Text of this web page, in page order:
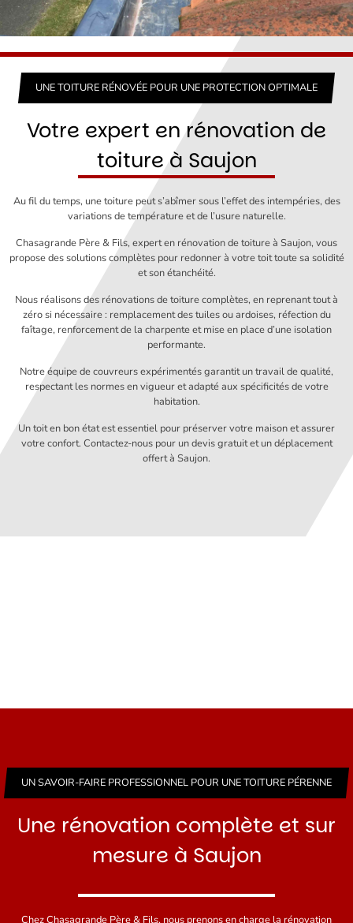
UNE TOITURE RÉNOVÉE POUR UNE PROTECTION OPTIMALE
Votre expert en rénovation de
toiture à Saujon
Au fil du temps, une toiture peut s’abîmer sous l’effet des intempéries, des
variations de température et de l’usure naturelle.
Chasagrande Père & Fils, expert en rénovation de toiture à Saujon, vous
propose des solutions complètes pour redonner à votre toit toute sa solidité
et son étanchéité.
Nous réalisons des rénovations de toiture complètes, en reprenant tout à
zéro si nécessaire : remplacement des tuiles ou ardoises, réfection du
faîtage, renforcement de la charpente et mise en place d’une isolation
performante.
Notre équipe de couvreurs expérimentés garantit un travail de qualité,
respectant les normes en vigueur et adapté aux spécificités de votre
habitation.
Un toit en bon état est essentiel pour préserver votre maison et assurer
votre confort. Contactez-nous pour un devis gratuit et un déplacement
offert à Saujon.
UN SAVOIR-FAIRE PROFESSIONNEL POUR UNE TOITURE PÉRENNE
Une rénovation complète et sur
mesure à Saujon
Chez Chasagrande Père & Fils, nous prenons en charge la rénovation